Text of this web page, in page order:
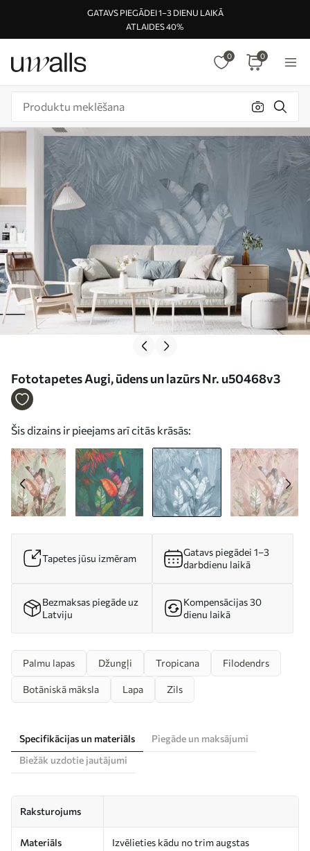
GATAVS PIEGĀDEI 1–3 DIENU LAIKĀ
ATLAIDES 40%
0 0
Fototapetes Augi, ūdens un lazūrs Nr. u50468v3
Šis dizains ir pieejams arī citās krāsās:
Tapetes jūsu izmēram
Gatavs piegādei 1–3
darbdienu laikā
Bezmaksas piegāde uz
Latviju
Kompensācijas 30
dienu laikā
Palmu lapas Džungļi Tropicana Filodendrs
Botāniskā māksla Lapa Zils
Specifikācijas un materiāls
Piegāde un maksājumi
Biežāk uzdotie jautājumi
Raksturojums
Materiāls
Izvēlieties kādu no trim augstas